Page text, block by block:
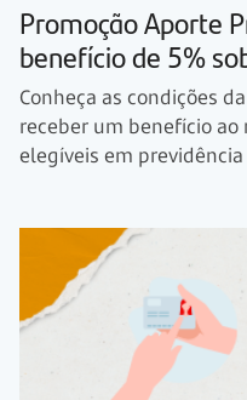
Promoção Aporte
benefício de 5%
Conheça as condições
receber um benefício ao
elegíveis em previdência